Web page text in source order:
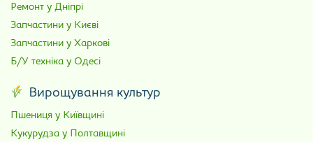
Ремонт у Дніпрі
Запчастини у Києві
Запчастини у Харкові
Б/У техніка у Одесі
Вирощування культур
Пшениця у Київщині
Кукурудза у Полтавщині